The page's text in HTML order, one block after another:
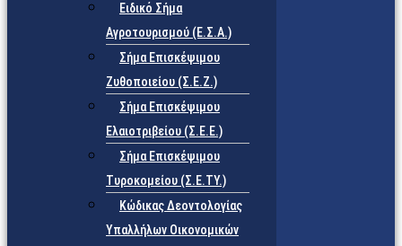
Ειδικό Σήμα
Αγροτουρισμού (Ε.Σ.Α.)
Σήμα Επισκέψιμου
Ζυθοποιείου (Σ.Ε.Ζ.)
Σήμα Επισκέψιμου
Ελαιοτριβείου (Σ.Ε.Ε.)
Σήμα Επισκέψιμου
Τυροκομείου (Σ.Ε.TY.)
Κώδικας Δεοντολογίας
Υπαλλήλων Οικονομικών